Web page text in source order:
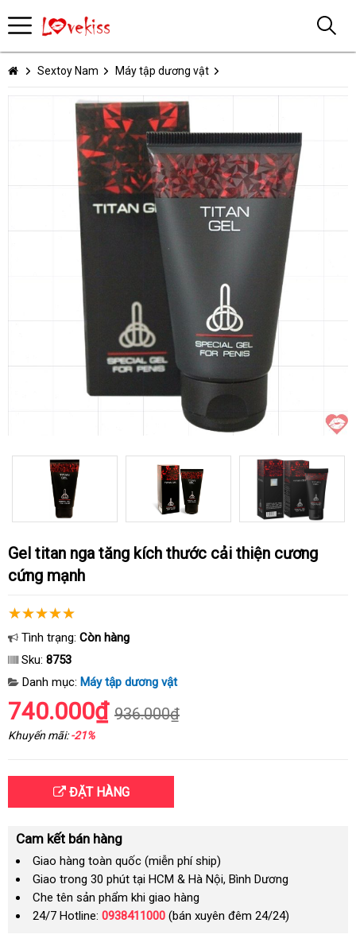
Sextoy Nam Máy tập dương vật
gel titan nga tăng kích thước cải thiện cương
cứng mạnh
Tình trạng: Còn hàng
Sku: 8753
Danh mục: Máy tập dương vật
740.000₫ 936.000₫
Khuyến mãi:-21%
ĐẶT HÀNG
Cam kết bán hàng
Giao hàng toàn quốc (miễn phí ship)
Giao trong 30 phút tại HCM & Hà Nội, Bình Dương
Che tên sản phẩm khi giao hàng
24/7 Hotline: 0938411000 (bán xuyên đêm 24/24)